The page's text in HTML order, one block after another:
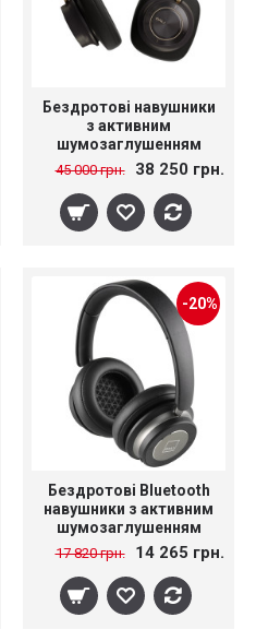
Бездротові навушники
з активним
шумозаглушенням
DALI IO-12
45 000 грн. 38 250 грн.
-20%
Бездротові Bluetooth
навушники з активним
шумозаглушенням
DALI IO-6
17 820 грн. 14 265 грн.